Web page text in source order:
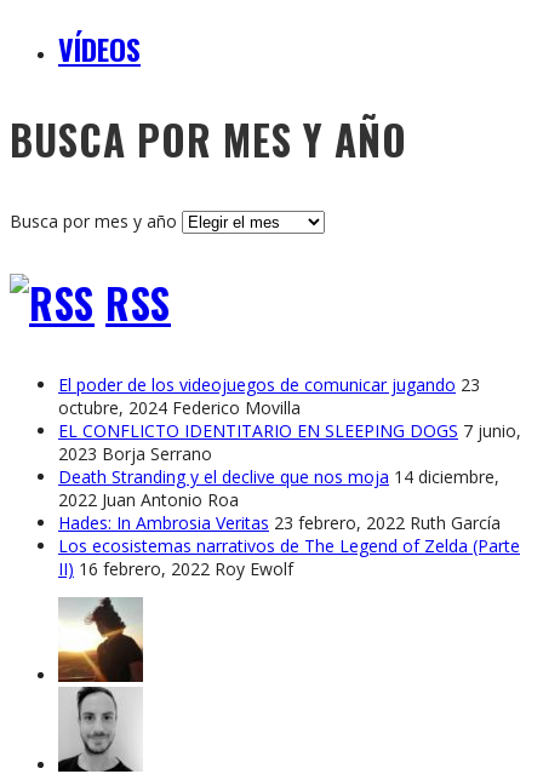
VÍDEOS
BUSCA POR MES Y AÑO
Busca por mes y año
RSS
El poder de los videojuegos de comunicar jugando 23
octubre, 2024 Federico Movilla
EL CONFLICTO IDENTITARIO EN SLEEPING DOGS 7 junio,
2023 Borja Serrano
Death Stranding y el declive que nos moja 14 diciembre,
2022 Juan Antonio Roa
Hades: In Ambrosia Veritas 23 febrero, 2022 Ruth García
Los ecosistemas narrativos de The Legend of Zelda (Parte
II) 16 febrero, 2022 Roy Ewolf